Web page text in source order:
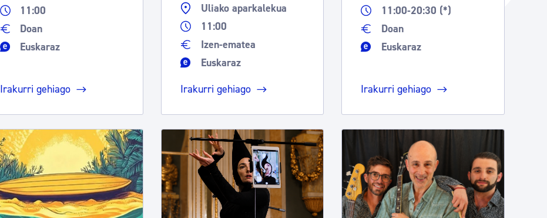
11:00
Doan
Euskaraz
Irakurri gehiago
Uliako aparkalekua
11:00
Izen-ematea
Euskaraz
Irakurri gehiago
11:00-20:30 (*)
Doan
Euskaraz
Irakurri gehiago